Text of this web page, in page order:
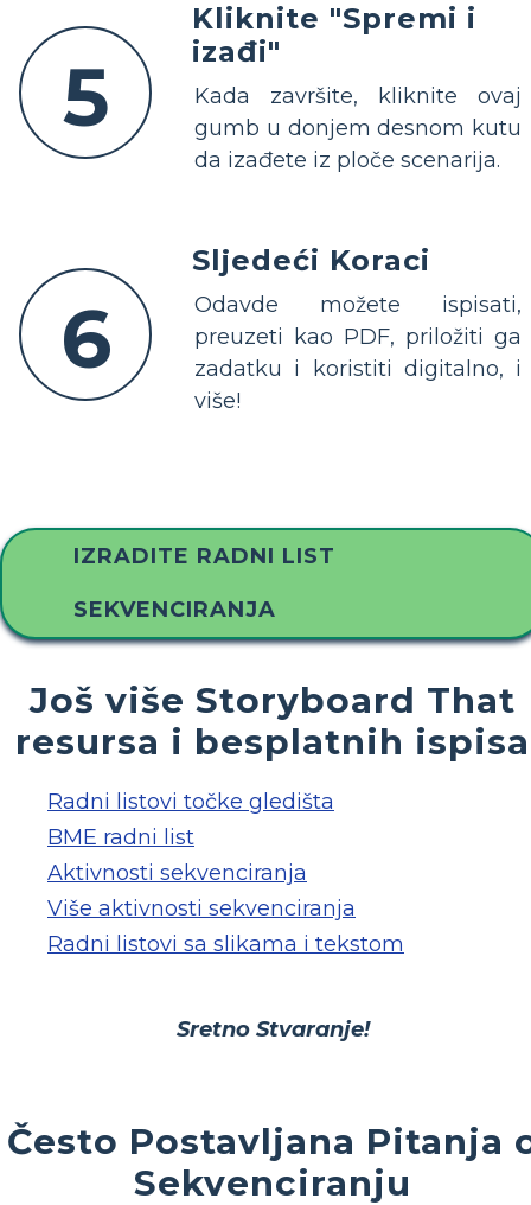
5
Kliknite "Spremi i
izađi"
Kada završite, kliknite ovaj
gumb u donjem desnom kutu
da izađete iz ploče scenarija.
6
Sljedeći Koraci
Odavde možete ispisati,
preuzeti kao PDF, priložiti ga
zadatku i koristiti digitalno, i
više!
IZRADITE RADNI LIST
SEKVENCIRANJA
Još više Storyboard That
resursa i besplatnih ispisa
Radni listovi točke gledišta
BME radni list
Aktivnosti sekvenciranja
Više aktivnosti sekvenciranja
Radni listovi sa slikama i tekstom
Sretno Stvaranje!
Često Postavljana Pitanja
Sekvenciranju